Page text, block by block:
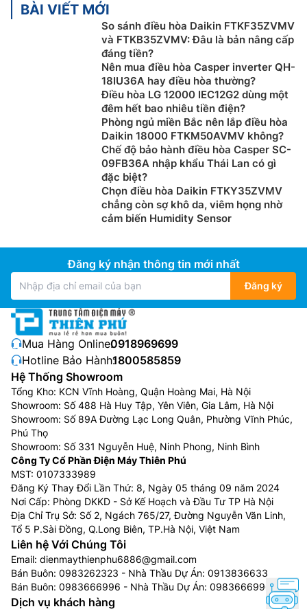
Lưu lượng gió dài nhờ cánh đảo gió lớn
Điều hòa Panasonic inverterCS-RU18CKH-8BD sở hữu
thiết kế cánh dảo gió lớn AEROWINGS tập trung luồng
gió giúp thổi gió nhanh hơn và xa hơn khắp căn phòng
bằng cách sử dụng 2 cánh đảo gió. Cánh đảo gió phụ
nén và tập trung luồng gió, trong khi cánh đảo gió bên
ngoài giúp thổi gió xa hơn.
Công nghệ nanoe™ X
Điều hòa Panasonic 1 chiềuCS-RU18CKH-8BD được
trang bị bộ phát nanoe™ X thế hệ 2 độc quyền giúp
mang lại hiệu quả cao hơn trong việc ức chế phấn hoa
và khử mùi hôi với tốc độ nhanh hơn gấp 2 lần so với
bộ phát nanoe X thế hệ 1 trước đây. Bên cạnh đó, chế
độ nanoe™ X có thể BẬT độc lập với mức tiêu thụ điện
năng thấp, chỉ 25 W/giờ giúp lọc sạch không gian
sống liên tục, đem lại không gian sạch sẽ và thoải mái
hơn cho bạn và gia đình – biến ngôi nhà của bạn trở
thành một không gian sống an toàn 24/7.
BÀI VIẾT MỚI
So sánh điều hòa Daikin FTKF35ZVMV
và FTKB35ZVMV: Đâu là bản nâng cấp
đáng tiền?
Nên mua điều hòa Casper inverter QH-
18IU36A hay điều hòa thường?
Điều hòa LG 12000 IEC12G2 dùng một
đêm hết bao nhiêu tiền điện?
Phòng ngủ miền Bắc nên lắp điều hòa
Daikin 18000 FTKM50AVMV không?
Chế độ bảo hành điều hòa Casper SC-
09FB36A nhập khẩu Thái Lan có gì
đặc biệt?
Chọn điều hòa Daikin FTKY35ZVMV
chẳng còn sợ khô da, viêm họng nhờ
cảm biến Humidity Sensor
Đăng ký nhận thông tin mới nhất
Đăng ký
Mua Hàng Online:0918969699
Hotline Bảo Hành:1800585859
Hệ Thống Showroom
Tổng Kho: KCN Vĩnh Hoàng, Quận Hoàng Mai, Hà Nội
Showroom: Số 488 Hà Huy Tập, Yên Viên, Gia Lâm, Hà Nội
Showroom: Số 89A Đường Lạc Long Quân, Phường Vĩnh Phúc,
Phú Thọ
Showroom: Số 331 Nguyễn Huệ, Ninh Phong, Ninh Bình
Công Ty Cổ Phần Điện Máy Thiên Phú
MST: 0107333989
Đăng Ký Thay Đổi Lần Thứ: 8, Ngày 05 tháng 09 năm 2024
Nơi Cấp: Phòng DKKD - Sở Kế Hoạch và Đầu Tư TP Hà Nội
Địa Chỉ Trụ Sở: Số 2, Ngách 765/27, Đường Nguyễn Văn Linh,
Tổ 5 P.Sài Đồng, Q.Long Biên, TP.Hà Nội, Việt Nam
Liên hệ Với Chúng Tôi
Email: dienmaythienphu6886@gmail.com
Bán Buôn: 0983262323 - Nhà Thầu Dự Án: 0913836633
Bán Buôn: 0983666996 - Nhà Thầu Dự Án: 0983666996
Dịch vụ khách hàng